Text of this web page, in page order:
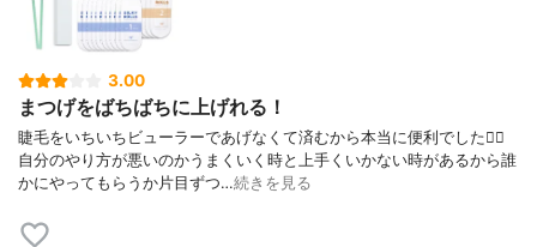
3.00
まつげをばちばちに上げれる！
睫毛をいちいちビューラーであげなくて済むから本当に便利でした🙆‍♀️
自分のやり方が悪いのかうまくいく時と上手くいかない時があるから誰
かにやってもらうか片目ずつ…続きを見る